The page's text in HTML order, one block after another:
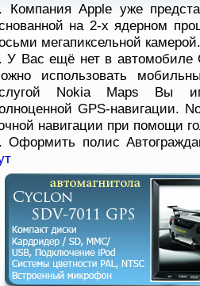
Компания Apple уже
на 2-х ядерном
мегапиксельной камерой.
У Вас ещё нет в автомобиле
использовать
Nokia Maps Вы
GPS-навигации.
навигации при помощи
Оформить полис